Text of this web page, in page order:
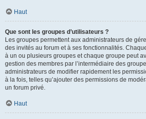
Haut
Que sont les groupes d’utilisateurs ?
Les groupes permettent aux administrateurs de
des invités au forum et à ses fonctionnalités.
à un ou plusieurs groupes et chaque groupe peut
gestion des membres par l’intermédiaire des
administrateurs de modifier rapidement les
à la fois, telles qu’ajouter des permissions de
un forum privé.
Haut